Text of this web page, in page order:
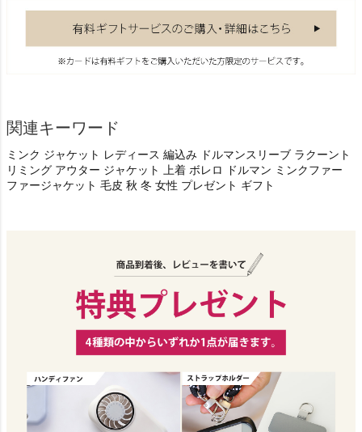
関連キーワード
ミンク ジャケット レディース 編込み ドルマンスリーブ ラクーント
リミング アウター ジャケット 上着 ボレロ ドルマン ミンクファー
ファージャケット 毛皮 秋 冬 女性 プレゼント ギフト